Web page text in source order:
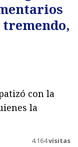
tremendo,
con la
la
4.164visitas